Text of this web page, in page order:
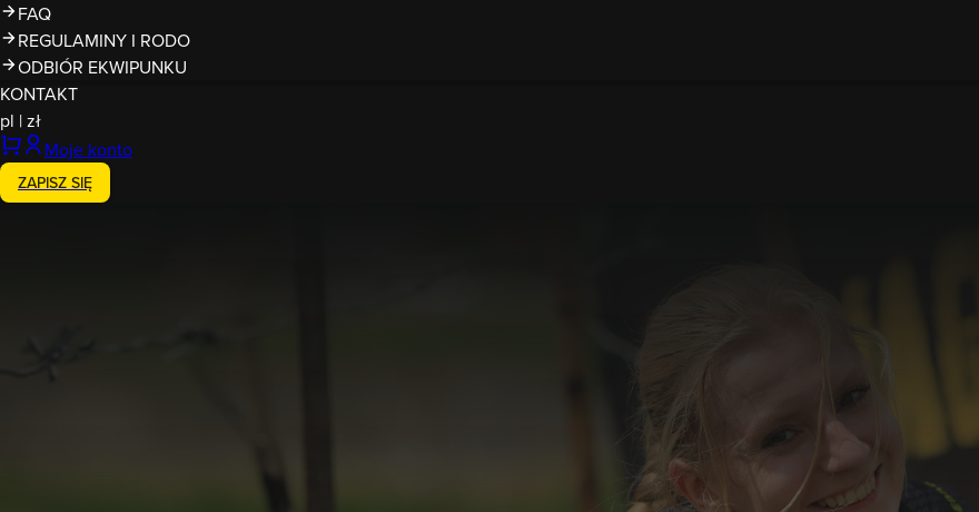
FAQ
REGULAMINY I RODO
ODBIÓR EKWIPUNKU
KONTAKT
pl |zł
Moje konto
ZAPISZ SIĘ